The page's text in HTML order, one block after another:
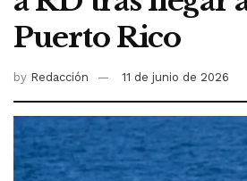
Puerto Rico
by Redacción 11 de junio de 2026